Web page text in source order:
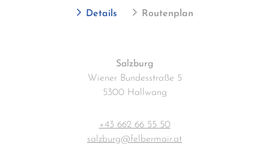
Details Routenplan
Salzburg
Wiener Bundesstraße 5
5300 Hallwang
+43 662 66 55 50
salzburg@felbermair.at